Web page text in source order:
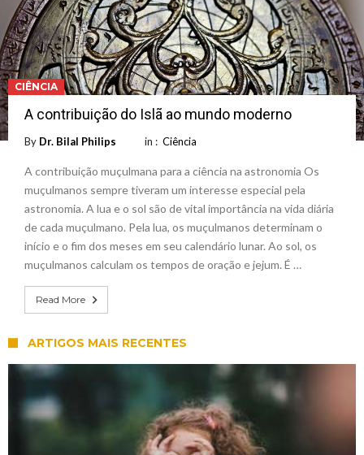
CIÊNCIA
A contribuição do Islã ao mundo moderno
By Dr. Bilal Philips in : Ciência
A contribuição muçulmana para a ciência na astronomia Os
muçulmanos sempre tiveram um interesse especial pela
astronomia. A lua e o sol são de vital importância na vida diária
de cada muçulmano. Pela lua, os muçulmanos determinam o
início e o fim dos meses em seu calendário lunar. Ao sol, os
muçulmanos calculam os tempos de oração e jejum. É …
Read More
ARTIGOS MAIS RECENTES